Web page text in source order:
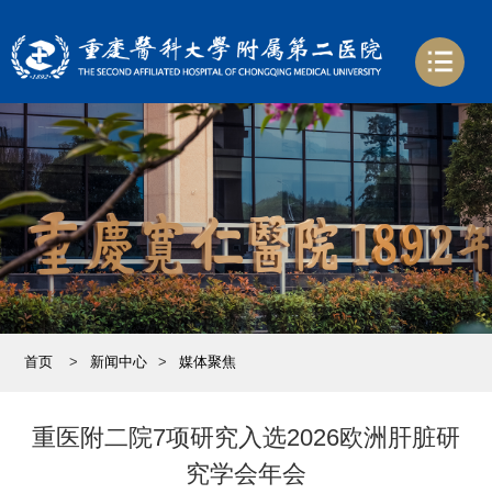
首页 > 新闻中心 > 媒体聚焦
重医附二院7项研究入选2026欧洲肝脏研
究学会年会